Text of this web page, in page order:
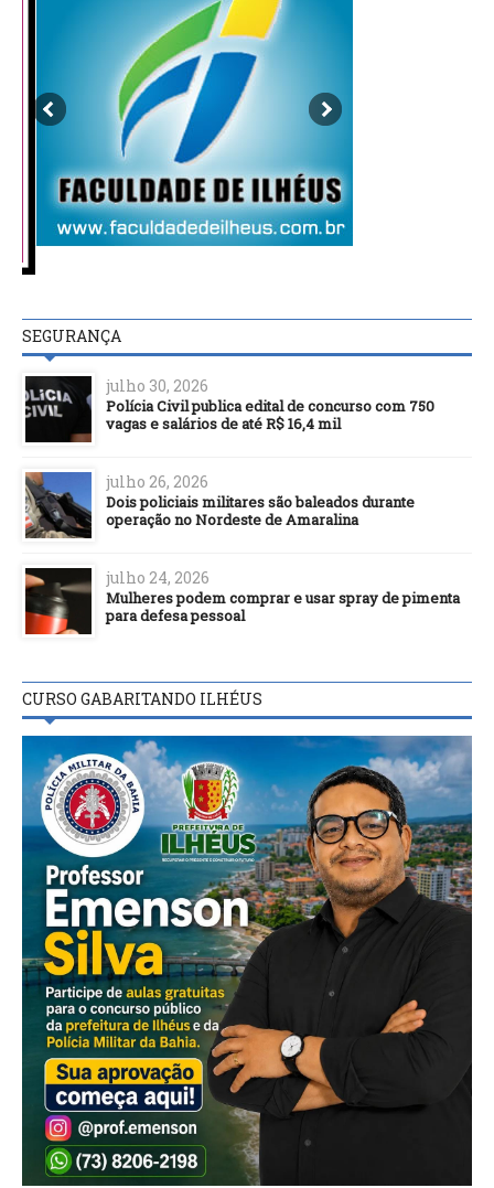
SEGURANÇA
julho 30, 2026
Polícia Civil publica edital de concurso com 750
vagas e salários de até R$ 16,4 mil
julho 26, 2026
Dois policiais militares são baleados durante
operação no Nordeste de Amaralina
julho 24, 2026
Mulheres podem comprar e usar spray de pimenta
para defesa pessoal
CURSO GABARITANDO ILHÉUS